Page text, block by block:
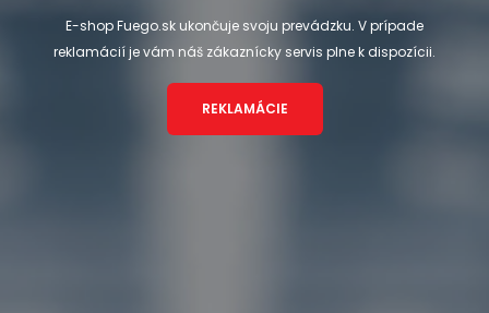
E-shop Fuego.sk ukončuje svoju prevádzku. V prípade
reklamácií je vám náš zákaznícky servis plne k dispozícii.
REKLAMÁCIE